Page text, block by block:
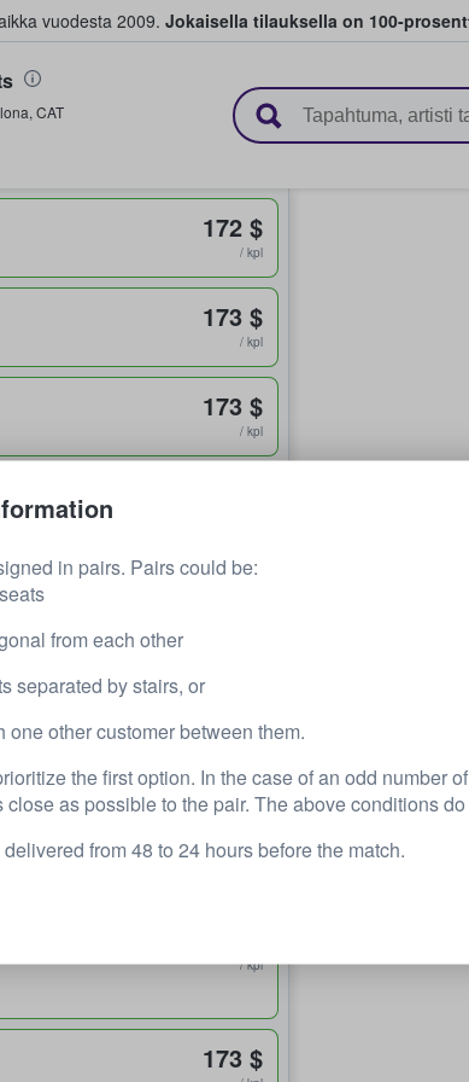
vuodesta 2009. Jokaisella tilauksella on 100-
lippuja
, CAT
172 $
/ kpl
173 $
/ kpl
173 $
/ kpl
Together✅
173 $
Together✅
1 - 6 lippua
/ kpl
173 $
/ kpl
/ kpl
173 $
in pairs. Pairs could be:
from each other
separated by stairs, or
one other customer between them.
the first option. In the case of an odd number
as possible to the pair. The above conditions
from 48 to 24 hours before the match.